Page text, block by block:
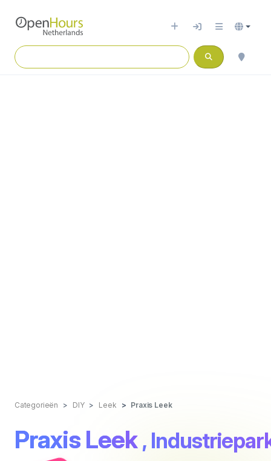
Categorieën DIY Leek Praxis Leek
Praxis Leek ,